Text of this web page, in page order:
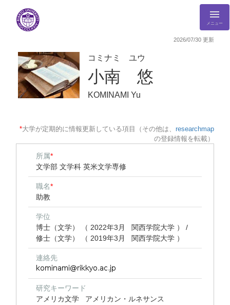
メニュー
2026/07/30 更新
コミナミ ユウ
小南 悠
KOMINAMI Yu
*大学が定期的に情報更新している項目（その他は、 researchmap
の登録情報を転載）
所属*
文学部 文学科 英米文学専修
職名*
助教
学位
博士（文学） （ 2022年3月 関西学院大学 ） /
修士（文学） （ 2019年3月 関西学院大学 ）
連絡先
研究キーワード
アメリカ文学
アメリカン・ルネサンス